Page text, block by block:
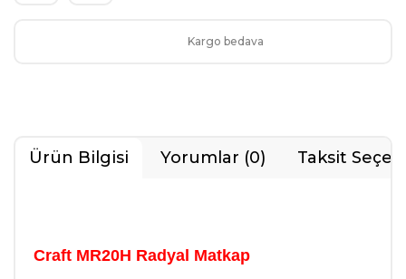
Kargo bedava
Ürün Bilgisi Yorumlar (0) Taksit
Craft MR20H Radyal Matkap